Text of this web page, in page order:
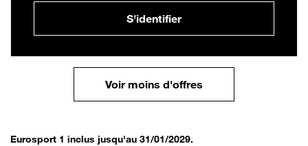
S'identifier
Voir moins d'offres
Eurosport 1 inclus jusqu'au 31/01/2029.